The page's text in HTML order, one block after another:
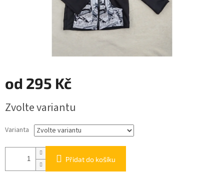
od 295 Kč
cena:
Zvolte variantu
Varianta
Přidat do košíku